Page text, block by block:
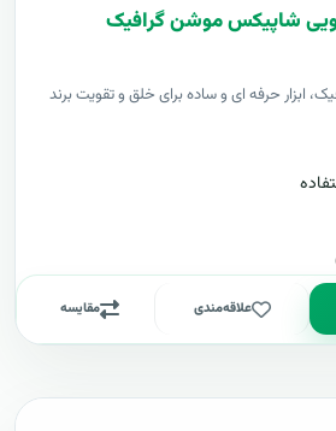
ابزار حرفه ای و ساده برای خلق و تقویت برند
علاقه‌مندی مقایسه